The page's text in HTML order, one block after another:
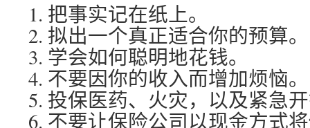
把事实记在纸上。
拟出一个真正适合你的预算。
学会如何聪明地花钱。
不要因你的收入而增加烦恼。
投保医药、火灾，以及紧急
不要让保险公司以现金方式